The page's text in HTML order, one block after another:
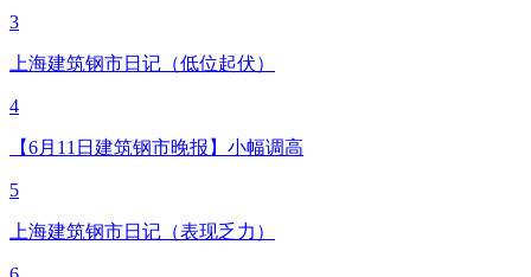
3
上海建筑钢市日记（低位起伏）
4
【6月11日建筑钢市晚报】小幅调高
5
上海建筑钢市日记（表现乏力）